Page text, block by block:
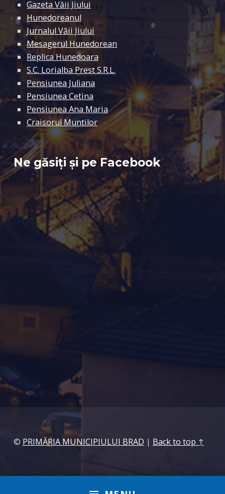
Gazeta Văii Jiului
Hunedoreanul
Jurnalul Văii Jiului
Mesagerul Hunedorean
Replica Hunedoara
S.C. Lorialba Prest S.R.L.
Pensiunea Juliana
Pensiunea Cetina
Pensiunea Ana Maria
Craisorul Muntilor
Ne găsiți și pe Facebook
© PRIMĂRIA MUNICIPIULUI BRAD | Back to top ↑